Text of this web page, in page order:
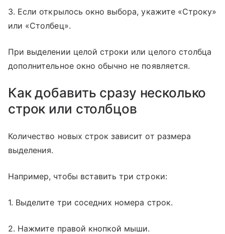
3. Если открылось окно выбора, укажите «Строку»
или «Столбец».
При выделении целой строки или целого столбца
дополнительное окно обычно не появляется.
Как добавить сразу несколько
строк или столбцов
Количество новых строк зависит от размера
выделения.
Например, чтобы вставить три строки:
1. Выделите три соседних номера строк.
2. Нажмите правой кнопкой мыши.